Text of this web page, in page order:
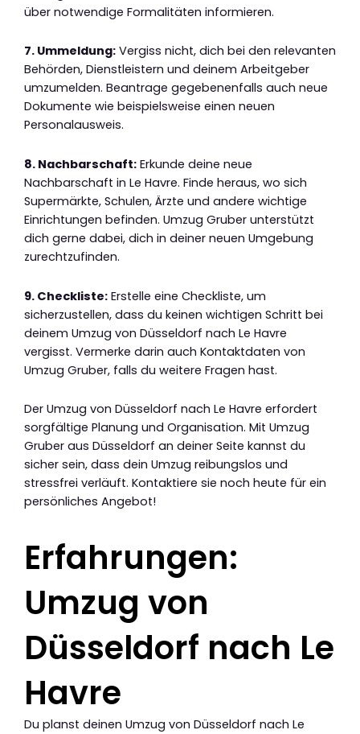
über notwendige Formalitäten informieren.
7. Ummeldung: Vergiss nicht, dich bei den relevanten
Behörden, Dienstleistern und deinem Arbeitgeber
umzumelden. Beantrage gegebenenfalls auch neue
Dokumente wie beispielsweise einen neuen
Personalausweis.
8. Nachbarschaft: Erkunde deine neue
Nachbarschaft in Le Havre. Finde heraus, wo sich
Supermärkte, Schulen, Ärzte und andere wichtige
Einrichtungen befinden. Umzug Gruber unterstützt
dich gerne dabei, dich in deiner neuen Umgebung
zurechtzufinden.
9. Checkliste: Erstelle eine Checkliste, um
sicherzustellen, dass du keinen wichtigen Schritt bei
deinem Umzug von Düsseldorf nach Le Havre
vergisst. Vermerke darin auch Kontaktdaten von
Umzug Gruber, falls du weitere Fragen hast.
Der Umzug von Düsseldorf nach Le Havre erfordert
sorgfältige Planung und Organisation. Mit Umzug
Gruber aus Düsseldorf an deiner Seite kannst du
sicher sein, dass dein Umzug reibungslos und
stressfrei verläuft. Kontaktiere sie noch heute für ein
persönliches Angebot!
Erfahrungen:
Umzug von
Düsseldorf nach Le
Havre
Du planst deinen Umzug von Düsseldorf nach Le